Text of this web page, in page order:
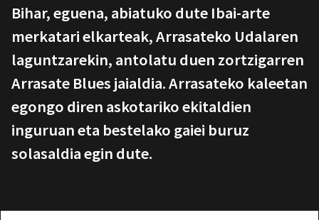
Bihar, eguena, abiatuko dute Ibai-arte
merkatari elkarteak, Arrasateko Udalaren
laguntzarekin, antolatu duen zortzigarren
Arrasate Blues jaialdia. Arrasateko kaleetan
egongo diren askotariko ekitaldien
inguruan eta bestelako gaiei buruz
solasaldia egin dute.